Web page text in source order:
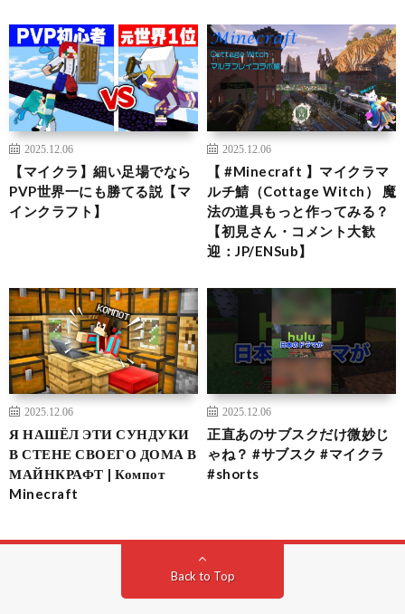
2025.12.06
【マイクラ】細い足場でなら
PVP世界一にも勝てる説【マ
インクラフト】
2025.12.06
【 #Minecraft 】マイクラマ
ルチ鯖（Cottage Witch） 魔
法の道具もっと作ってみる？
【初見さん・コメント大歓
迎：JP/ENSub】
2025.12.06
Я НАШЁЛ ЭТИ СУНДУКИ
В СТЕНЕ СВОЕГО ДОМА В
МАЙНКРАФТ | Компот
Minecraft
2025.12.06
正直あのサブスクだけ微妙じ
ゃね？ #サブスク #マイクラ
#shorts
Back to Top